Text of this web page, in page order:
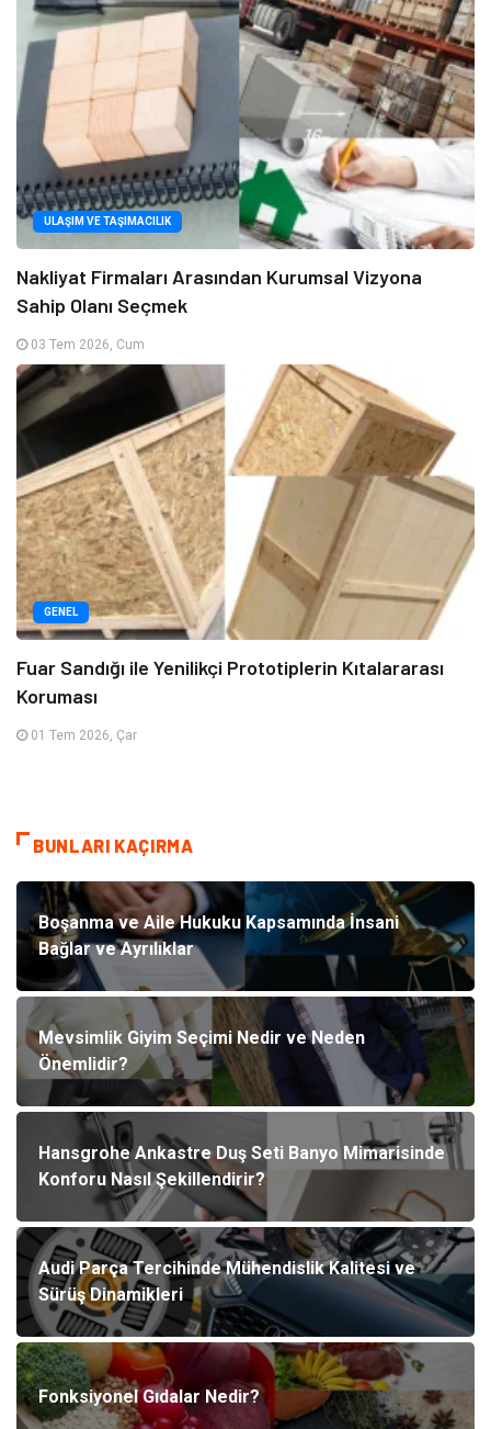
ULAŞIM VE TAŞIMACILIK
Nakliyat Firmaları Arasından Kurumsal Vizyona
Sahip Olanı Seçmek
03 Tem 2026, Cum
GENEL
Fuar Sandığı ile Yenilikçi Prototiplerin Kıtalararası
Koruması
01 Tem 2026, Çar
BUNLARI KAÇIRMA
Boşanma ve Aile Hukuku Kapsamında İnsani
Bağlar ve Ayrılıklar
Mevsimlik Giyim Seçimi Nedir ve Neden
Önemlidir?
Hansgrohe Ankastre Duş Seti Banyo Mimarisinde
Konforu Nasıl Şekillendirir?
Audi Parça Tercihinde Mühendislik Kalitesi ve
Sürüş Dinamikleri
Fonksiyonel Gıdalar Nedir?